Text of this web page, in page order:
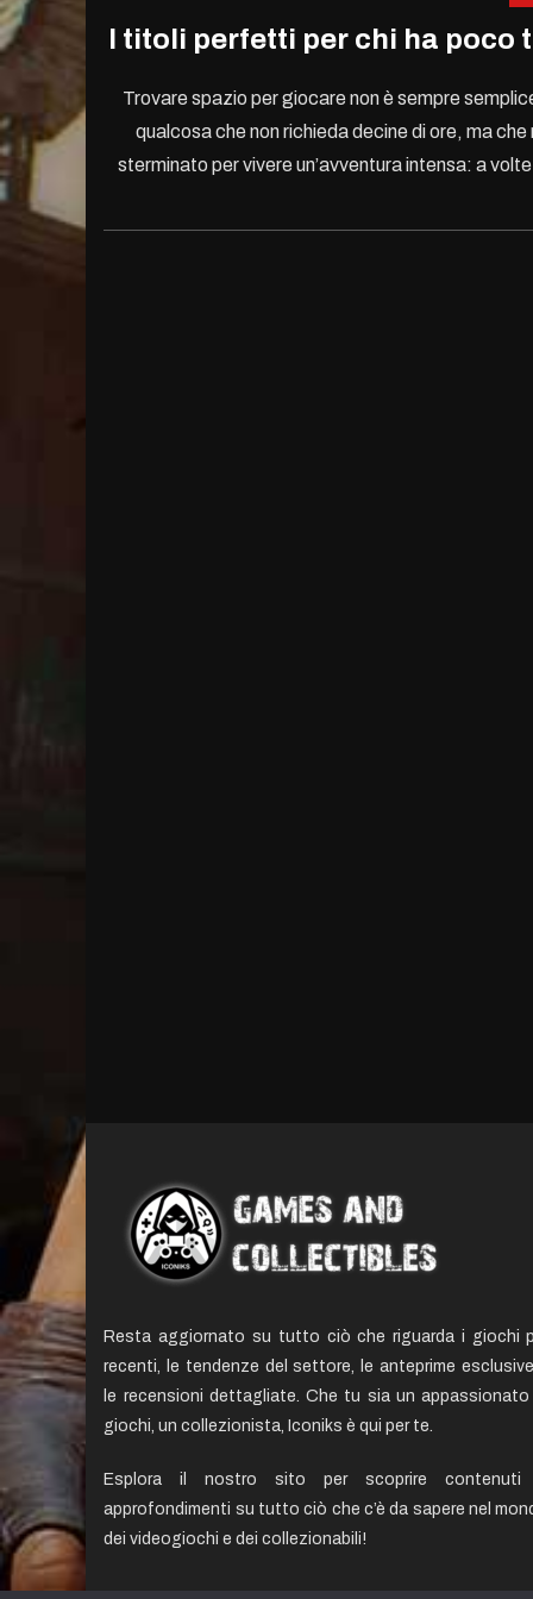
I titoli perfetti per chi ha poco
Trovare spazio per giocare non è sempre
qualcosa che non richieda decine di ore, ma
sterminato per vivere un’avventura intensa: a
Resta aggiornato su tutto ciò che riguarda i giochi
recenti, le tendenze del settore, le anteprime
le recensioni dettagliate. Che tu sia un appassionato
giochi, un collezionista, Iconiks è qui per te.
Esplora il nostro sito per scoprire contenuti
approfondimenti su tutto ciò che c’è da sapere nel
dei videogiochi e dei collezionabili!